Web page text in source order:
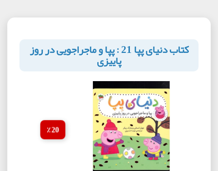
کتاب دنیای پپا 21 : پپا و ماجراجویی در روز
پاییزی
20 ٪